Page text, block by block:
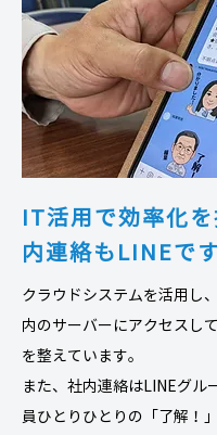
IT活用で効率化を
内連絡もLINEです
クラウドシステムを活用し
内のサーバーにアクセスし
を整えています。
また、社内連絡はLINEグル
員ひとりひとりの「了解！